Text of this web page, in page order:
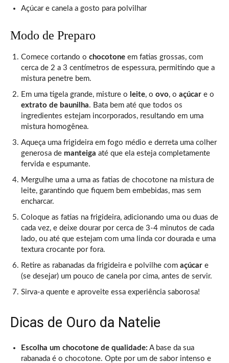
Açúcar e canela a gosto para polvilhar
Modo de Preparo
Comece cortando o chocotone em fatias grossas, com
cerca de 2 a 3 centímetros de espessura, permitindo que a
mistura penetre bem.
Em uma tigela grande, misture o leite, o ovo, o açúcar e o
extrato de baunilha. Bata bem até que todos os
ingredientes estejam incorporados, resultando em uma
mistura homogênea.
Aqueça uma frigideira em fogo médio e derreta uma colher
generosa de manteiga até que ela esteja completamente
fervida e espumante.
Mergulhe uma a uma as fatias de chocotone na mistura de
leite, garantindo que fiquem bem embebidas, mas sem
encharcar.
Coloque as fatias na frigideira, adicionando uma ou duas de
cada vez, e deixe dourar por cerca de 3-4 minutos de cada
lado, ou até que estejam com uma linda cor dourada e uma
textura crocante por fora.
Retire as rabanadas da frigideira e polvilhe com açúcar e
(se desejar) um pouco de canela por cima, antes de servir.
Sirva-a quente e aproveite essa experiência saborosa!
Dicas de Ouro da Natelie
Escolha um chocotone de qualidade: A base da sua
rabanada é o chocotone. Opte por um de sabor intenso e